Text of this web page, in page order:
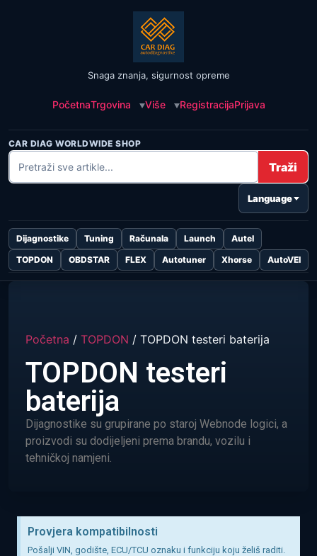
Snaga znanja, sigurnost opreme
PočetnaTrgovina Više RegistracijaPrijava
CAR DIAG WORLDWIDE SHOP
Traži
Language
Dijagnostike Tuning Računala Launch
Autel
TOPDON
OBDSTAR FLEX Autotuner Xhorse AutoVEI
Početna / TOPDON / TOPDON testeri baterija
TOPDON testeri
baterija
Dijagnostike su grupirane po staroj Webnode logici, a
proizvodi su dodijeljeni prema brandu, vozilu i
tehničkoj namjeni.
Provjera kompatibilnosti
Pošalji VIN, godište, ECU/TCU oznaku i funkciju koju želiš raditi.